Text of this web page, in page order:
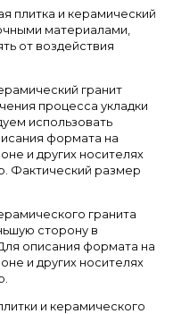
плитка и керамический
материалами,
от воздействия
гранит
процесса укладки
использовать
формата на
и других носителях
Фактический размер
гранита
сторону в
описания формата на
и других носителях
и керамического